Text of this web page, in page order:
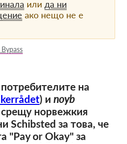
Членство
Дарения
Спонсорство
Member Login
Екип
или да ни
ако нещо не е
на
) и noyb
норвежкия
Schibsted за това, че
"Pay or Okay" за